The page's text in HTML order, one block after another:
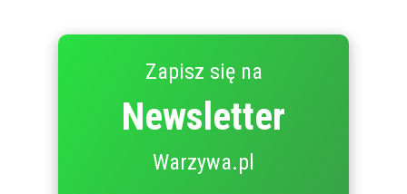
Zapisz się na
Newsletter
Warzywa.pl